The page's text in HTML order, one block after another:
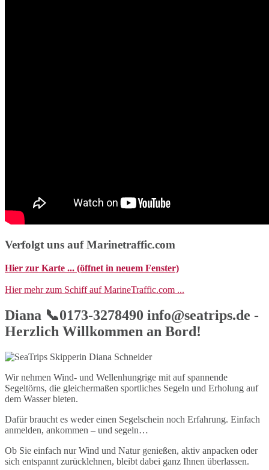
Verfolgt uns auf Marinetraffic.com
Hier zur Karte ... (öffnet in neuem Fenster)
Hier mehr zum Schiff auf MarineTraffic.com ...
Diana 📞0173-3278490 info@seatrips.de -
Herzlich Willkommen an Bord!
Wir nehmen Wind- und Wellenhungrige mit auf spannende
Segeltörns, die gleichermaßen sportliches Segeln und Erholung auf
dem Wasser bieten.
Dafür braucht es weder einen Segelschein noch Erfahrung. Einfach
anmelden, ankommen – und segeln…
Ob Sie einfach nur Wind und Natur genießen, aktiv anpacken oder
sich entspannt zurücklehnen, bleibt dabei ganz Ihnen überlassen.